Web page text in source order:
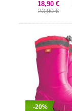
18,90 €
23,90 €
-20%